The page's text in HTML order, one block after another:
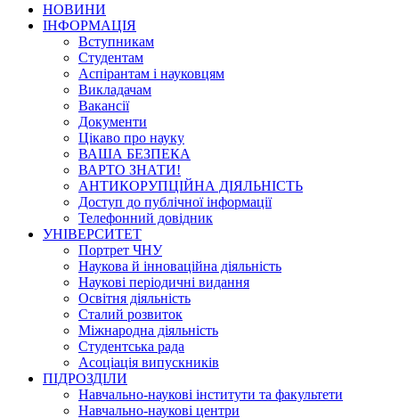
НОВИНИ
ІНФОРМАЦІЯ
Вступникам
Студентам
Аспірантам і науковцям
Викладачам
Вакансії
Документи
Цікаво про науку
ВАША БЕЗПЕКА
ВАРТО ЗНАТИ!
АНТИКОРУПЦІЙНА ДІЯЛЬНІСТЬ
Доступ до публічної інформації
Телефонний довідник
УНІВЕРСИТЕТ
Портрет ЧНУ
Наукова й інноваційна діяльність
Наукові періодичні видання
Освітня діяльність
Сталий розвиток
Міжнародна діяльність
Студентська рада
Асоціація випускників
ПІДРОЗДІЛИ
Навчально-наукові інститути та факультети
Навчально-наукові центри